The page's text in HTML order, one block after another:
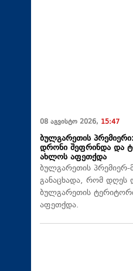
08 აგვისტო 2026, 15:47
ბულგარეთის
დრონი შეფრინდა და
ახლოს აფეთქდა
ბულგარეთის პრემიერ-
განაცხადა, რომ დღეს
ბულგარეთის
აფეთქდა.